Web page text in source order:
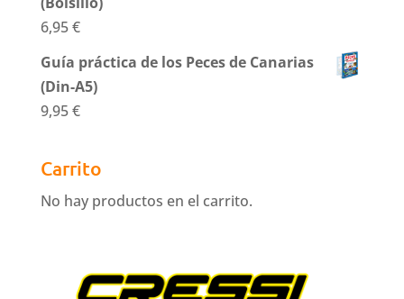
6,95€
Guía práctica de los Peces de Canarias
(Din-A5)
9,95€
Carrito
No hay productos en el carrito.